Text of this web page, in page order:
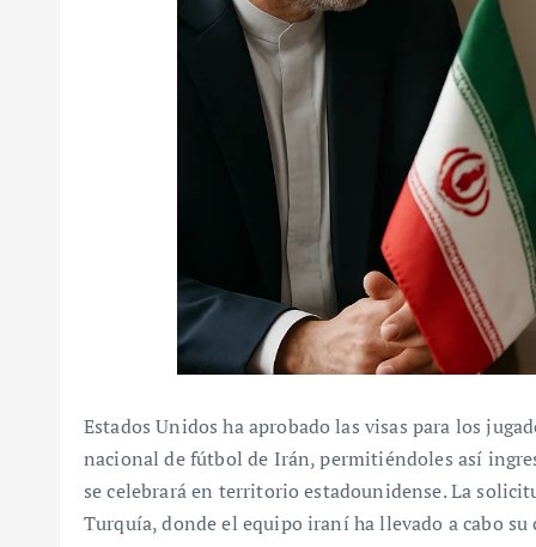
Estados Unidos ha aprobado las visas para los
nacional de fútbol de Irán, permitiéndoles así
se celebrará en territorio estadounidense. La
Turquía, donde el equipo iraní ha llevado a cabo